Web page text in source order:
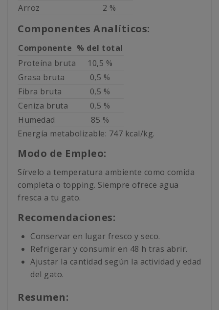
Arroz
2 %
Componentes Analíticos:
Componente % del total
Proteína bruta
10,5 %
Grasa bruta
0,5 %
Fibra bruta
0,5 %
Ceniza bruta
0,5 %
Humedad
85 %
Energía metabolizable: 747 kcal/kg.
Modo de Empleo:
Sírvelo a temperatura ambiente como comida
completa o topping. Siempre ofrece agua
fresca a tu gato.
Recomendaciones:
Conservar en lugar fresco y seco.
Refrigerar y consumir en 48 h tras abrir.
Ajustar la cantidad según la actividad y edad
del gato.
Resumen: